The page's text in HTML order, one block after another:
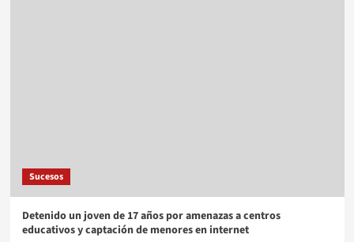
Sucesos
Detenido un joven de 17 años por amenazas a centros
educativos y captación de menores en internet